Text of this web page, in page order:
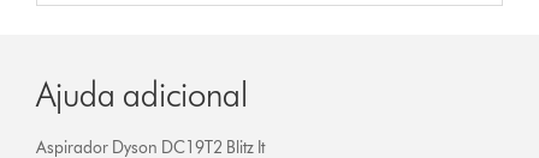
Ajuda adicional
Aspirador Dyson DC19T2 Blitz It